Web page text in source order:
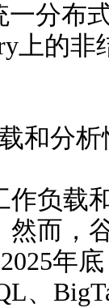
一分布
上的非
和分
作负载
然而，
年
、